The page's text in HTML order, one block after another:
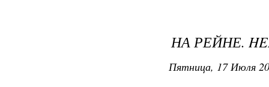
НА РЕЙНЕ.
Пятница, 17 Июля